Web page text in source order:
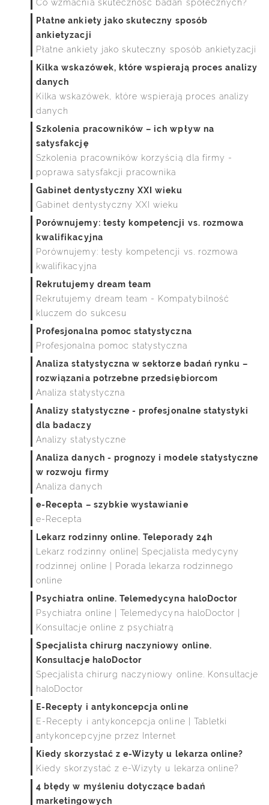
Co wzmacnia skuteczność badań społecznych?
Płatne ankiety jako skuteczny sposób
ankietyzacji
Płatne ankiety jako skuteczny sposób ankietyzacji
Kilka wskazówek, które wspierają proces analizy
danych
Kilka wskazówek, które wspierają proces analizy
danych
Szkolenia pracowników – ich wpływ na
satysfakcję
Szkolenia pracowników korzyścią dla firmy -
poprawa satysfakcji pracownika
Gabinet dentystyczny XXI wieku
Gabinet dentystyczny XXI wieku
Porównujemy: testy kompetencji vs. rozmowa
kwalifikacyjna
Porównujemy: testy kompetencji vs. rozmowa
kwalifikacyjna
Rekrutujemy dream team
Rekrutujemy dream team - Kompatybilność
kluczem do sukcesu
Profesjonalna pomoc statystyczna
Profesjonalna pomoc statystyczna
Analiza statystyczna w sektorze badań rynku –
rozwiązania potrzebne przedsiębiorcom
Analiza statystyczna
Analizy statystyczne - profesjonalne statystyki
dla badaczy
Analizy statystyczne
Analiza danych - prognozy i modele statystyczne
w rozwoju firmy
Analiza danych
e-Recepta – szybkie wystawianie
e-Recepta
Lekarz rodzinny online. Teleporady 24h
Lekarz rodzinny online| Specjalista medycyny
rodzinnej online | Porada lekarza rodzinnego
online
Psychiatra online. Telemedycyna haloDoctor
Psychiatra online | Telemedycyna haloDoctor |
Konsultacje online z psychiatrą
Specjalista chirurg naczyniowy online.
Konsultacje haloDoctor
Specjalista chirurg naczyniowy online. Konsultacje
haloDoctor
E-Recepty i antykoncepcja online
E-Recepty i antykoncepcja online | Tabletki
antykoncepcyjne przez Internet
Kiedy skorzystać z e-Wizyty u lekarza online?
Kiedy skorzystać z e-Wizyty u lekarza online?
4 błędy w myśleniu dotyczące badań
marketingowych